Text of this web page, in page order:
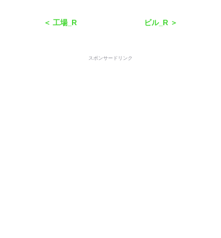
＜ 工場_R ビル_R ＞
スポンサードリンク